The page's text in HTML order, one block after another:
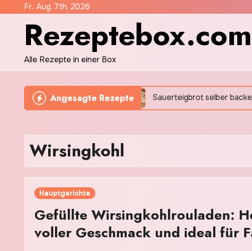
Fr.. Aug. 7th, 2026
Rezeptebox.com
Alle Rezepte in einer Box
Angesagte Rezepte
Geschmack Sauerteigbrot selber backen –
Wirsingkohl
Hauptgerichte
Gefüllte Wirsingkohlrouladen:
voller Geschmack und ideal für